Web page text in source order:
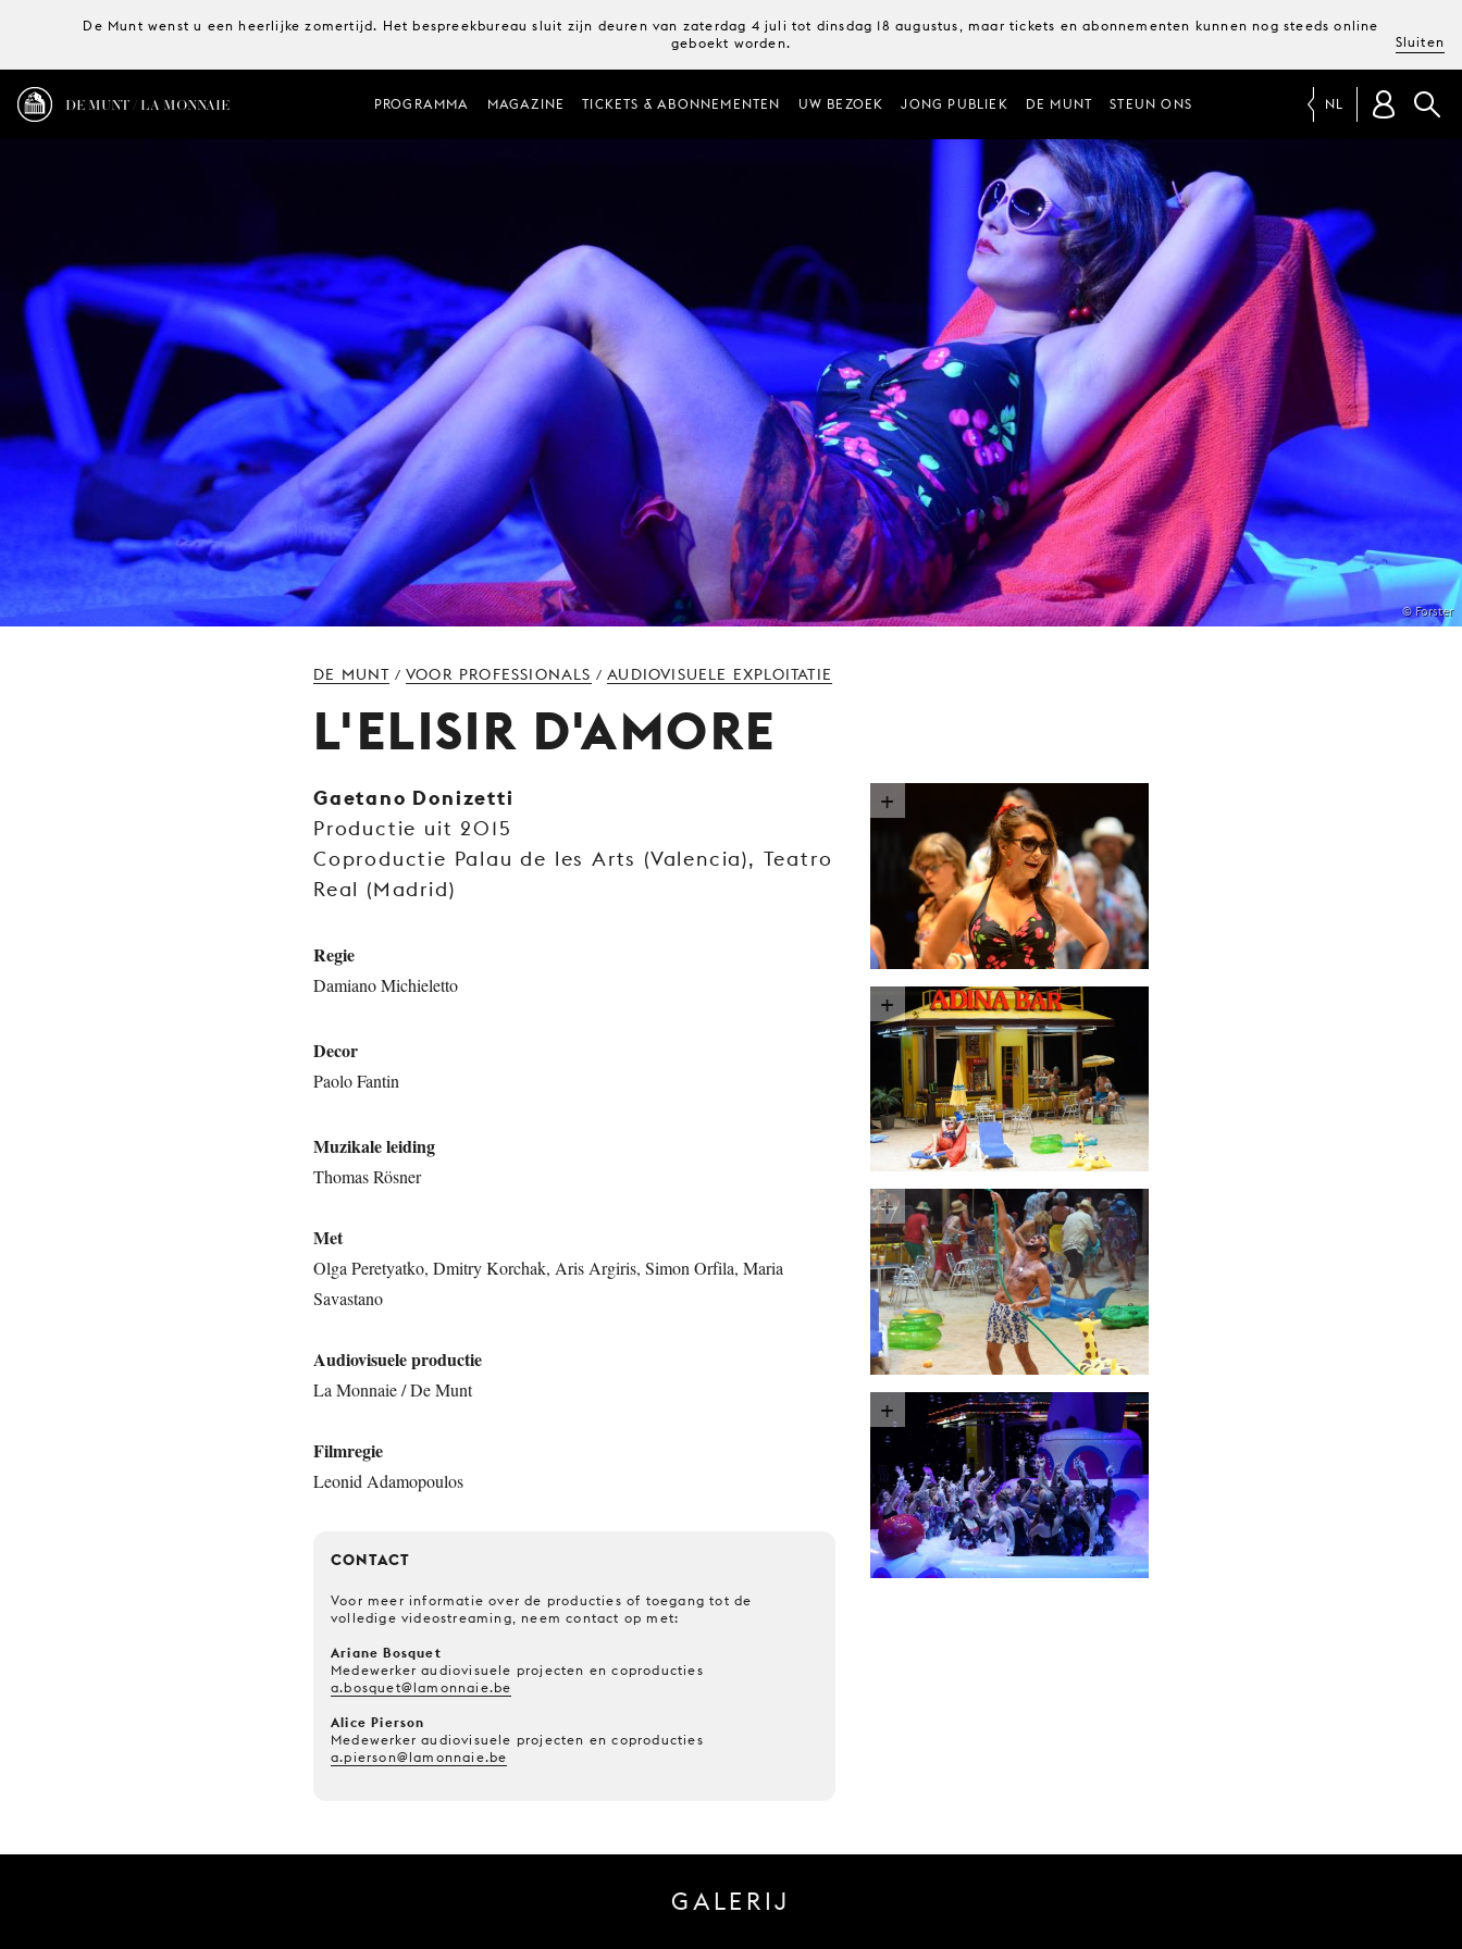
De Munt wenst u een heerlijke zomertijd. Het bespreekbureau sluit zijn deuren van zaterdag 4 juli tot dinsdag 18 augustus, maar tickets en abonnementen kunnen nog steeds online
geboekt worden.
Sluiten
DE MUNT / LA MONNAIE PROGRAMMA MAGAZINE TICKETS & ABONNEMENTEN UW BEZOEK JONG PUBLIEK DE MUNT STEUN ONS NL
© Forster
DE MUNT /VOOR PROFESSIONALS /AUDIOVISUELE EXPLOITATIE
L'ELISIR D'AMORE
Gaetano Donizetti
Productie uit 2015
Coproductie Palau de les Arts (Valencia), Teatro
Real (Madrid)
Regie
Damiano Michieletto
Decor
Paolo Fantin
Muzikale leiding
Thomas Rösner
Met
Olga Peretyatko, Dmitry Korchak, Aris Argiris, Simon Orfila, Maria
Savastano
Audiovisuele productie
La Monnaie / De Munt
Filmregie
Leonid Adamopoulos
CONTACT
Voor meer informatie over de producties of toegang tot de
volledige videostreaming, neem contact op met:
Ariane Bosquet
Medewerker audiovisuele projecten en coproducties
a.bosquet@lamonnaie.be
Alice Pierson
Medewerker audiovisuele projecten en coproducties
a.pierson@lamonnaie.be
GALERIJ